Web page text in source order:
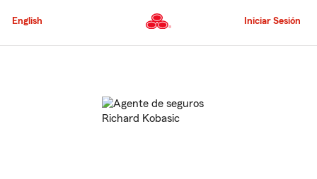
al
principal
English Iniciar Sesión